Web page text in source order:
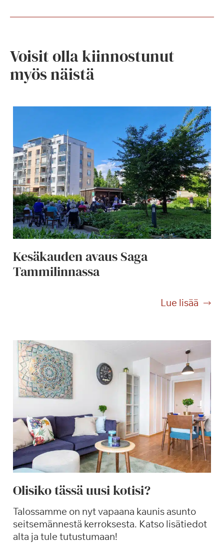
Voisit olla kiinnostunut
myös näistä
Kesäkauden avaus Saga
Tammilinnassa
Lue lisää
K
ä
a
u
n
a
v
a
u
g
a
Olisiko tässä uusi kotisi?
Talossamme on nyt vapaana kaunis asunto
seitsemännestä kerroksesta. Katso lisätiedot
alta ja tule tutustumaan!